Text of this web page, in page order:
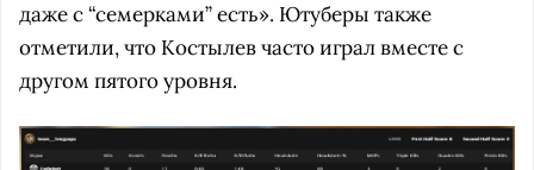
даже с “семерками” есть». Ютуберы также
отметили, что Костылев часто играл вместе с
другом пятого уровня.